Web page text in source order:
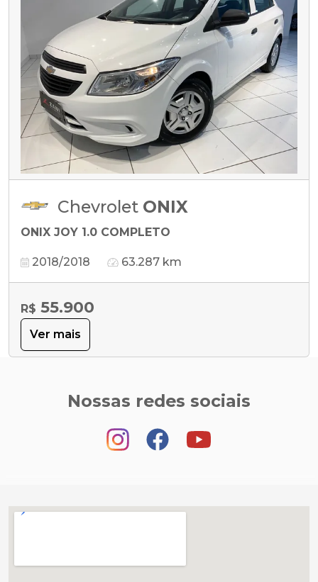
Chevrolet ONIX
ONIX JOY 1.0 COMPLETO
2018/2018 63.287 km
R$ 55.900
Ver mais
Nossas redes sociais